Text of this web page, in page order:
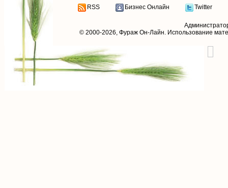
RSS Бизнес Онлайн Twitter
© 2000-2026, Фураж Он-Лайн. Использование